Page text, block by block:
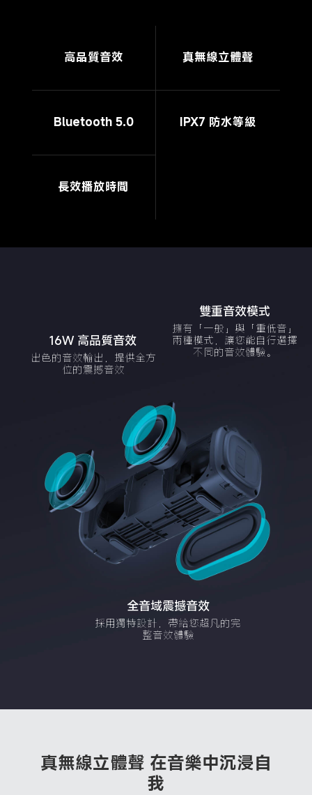
高品質音效 真無線立體聲
Bluetooth 5.0 IPX7 防水等級
長效播放時間
16W 高品質音效
出色的音效輸出，提供全方
位的震撼音效
全音域震撼音效
採用獨特設計，帶給您超凡的完
整音效體驗
雙重音效模式
擁有「一般」與「重低音」
兩種模式，讓您能自行選擇
不同的音效體驗。
真無線立體聲 在音樂中沉浸自
我